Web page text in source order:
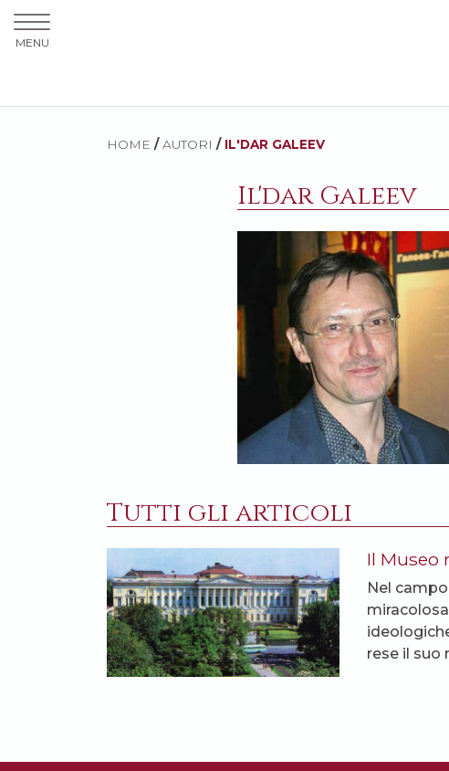
HOME / AUTORI / IL'DAR GALEEV
Il'dar Galeev
Tutti gli articoli
Il Museo
Nel
rese il suo
MENU